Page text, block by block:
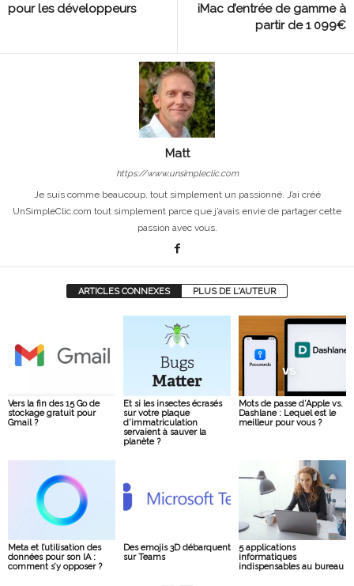
pour les développeurs
iMac d’entrée de gamme à
partir de 1 099€
Matt
https://www.unsimpleclic.com
Je suis comme beaucoup, tout simplement un passionné. J’ai créé
UnSimpleClic.com tout simplement parce que j’avais envie de partager cette
passion avec vous.
ARTICLES CONNEXES PLUS DE L'AUTEUR
Vers la fin des 15 Go de
stockage gratuit pour
Gmail ?
Et si les insectes écrasés
sur votre plaque
d’immatriculation
servaient à sauver la
planète ?
Mots de passe d’Apple vs.
Dashlane : Lequel est le
meilleur pour vous ?
Meta et l’utilisation des
données pour son IA :
comment s’y opposer ?
Des emojis 3D débarquent
sur Teams
5 applications
informatiques
indispensables au bureau